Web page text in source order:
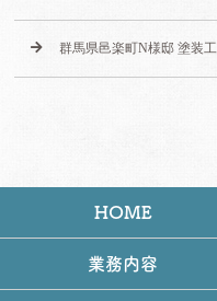
群馬県邑楽町N様邸 塗装
HOME
業務内容